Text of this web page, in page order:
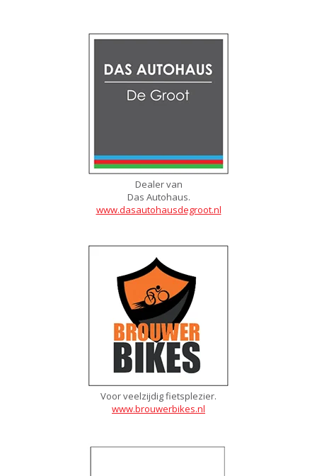
Dealer van
Das Autohaus.
www.dasautohausdegroot.nl
Voor veelzijdig fietsplezier.
www.brouwerbikes.nl